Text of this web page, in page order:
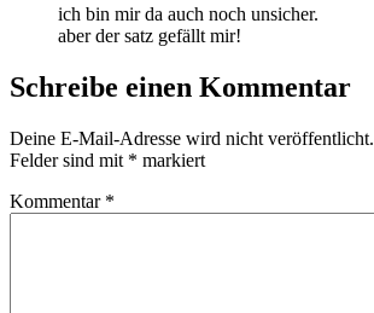
ich bin mir da auch noch unsicher.
aber der satz gefällt mir!
Schreibe einen Kommentar
Deine E-Mail-Adresse wird nicht veröffentlicht.
Felder sind mit * markiert
Kommentar *